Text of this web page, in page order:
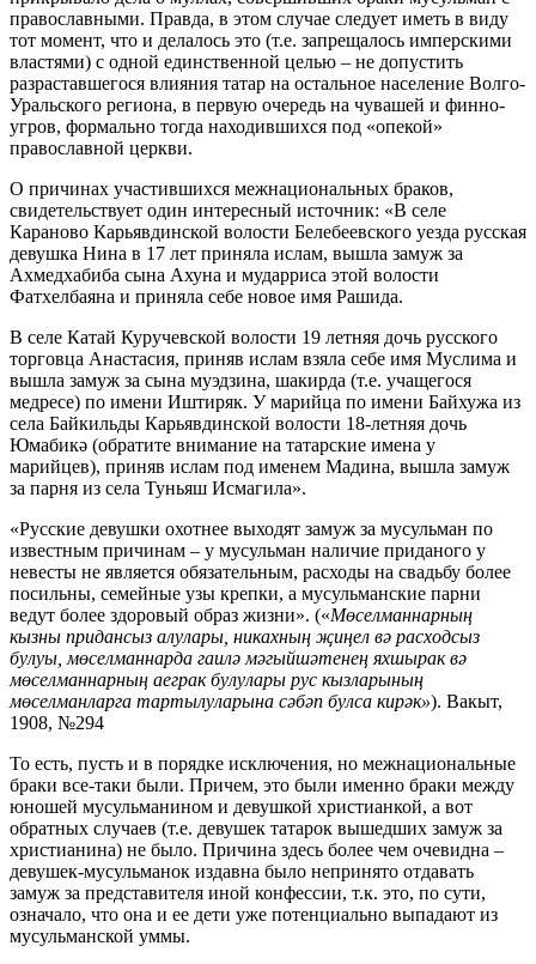
православными. Правда, в этом случае следует иметь в виду
тот момент, что и делалось это (т.е. запрещалось имперскими
властями) с одной единственной целью – не допустить
разраставшегося влияния татар на остальное население Волго-
Уральского региона, в первую очередь на чувашей и финно-
угров, формально тогда находившихся под «опекой»
православной церкви.
О причинах участившихся межнациональных браков,
свидетельствует один интересный источник: «В селе
Караново Карьявдинской волости Белебеевского уезда русская
девушка Нина в 17 лет приняла ислам, вышла замуж за
Ахмедхабиба сына Ахуна и мударриса этой волости
Фатхелбаяна и приняла себе новое имя Рашида.
В селе Катай Куручевской волости 19 летняя дочь русского
торговца Анастасия, приняв ислам взяла себе имя Муслима и
вышла замуж за сына муэдзина, шакирда (т.е. учащегося
медресе) по имени Иштиряк. У марийца по имени Байхужа из
села Байкильды Карьявдинской волости 18-летняя дочь
Юмабикә (обратите внимание на татарские имена у
марийцев), приняв ислам под именем Мадина, вышла замуж
за парня из села Туньяш Исмагила».
«Русские девушки охотнее выходят замуж за мусульман по
известным причинам – у мусульман наличие приданого у
невесты не является обязательным, расходы на свадьбу более
посильны, семейные узы крепки, а мусульманские парни
ведут более здоровый образ жизни». («Мөселманнарның
кызны придансыз алулары, никахның җиңел вә расходсыз
булуы, мөселманнарда гаилә мәгыйшәтенең яхшырак вә
мөселманнарның аеграк булулары рус кызларының
мөселманларга тартылуларына сәбәп булса кирәк»). Вакыт,
1908, №294
То есть, пусть и в порядке исключения, но межнациональные
браки все-таки были. Причем, это были именно браки между
юношей мусульманином и девушкой христианкой, а вот
обратных случаев (т.е. девушек татарок вышедших замуж за
христианина) не было. Причина здесь более чем очевидна –
девушек-мусульманок издавна было непринято отдавать
замуж за представителя иной конфессии, т.к. это, по сути,
означало, что она и ее дети уже потенциально выпадают из
мусульманской уммы.